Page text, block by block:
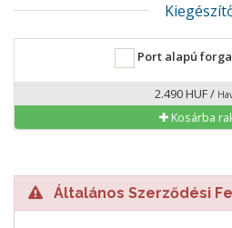
Port alapú
2.490 HUF /
Kosárba
Általános Szerződési